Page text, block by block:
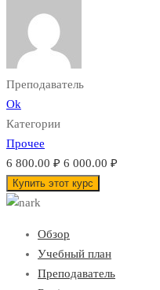
Преподаватель
Ok
Категории
Прочее
6 800.00 ₽ 6 000.00 ₽
Купить этот курс
Обзор
Учебный план
Преподаватель